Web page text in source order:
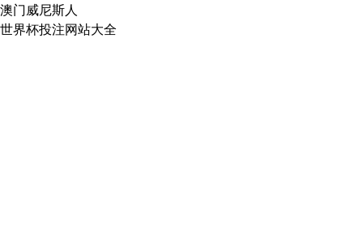
澳门威尼斯人
世界杯投注网站大全